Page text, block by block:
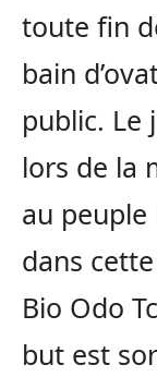
toute fin
bain
public. Le
lors de la
au peuple
dans
Bio Odo
but est